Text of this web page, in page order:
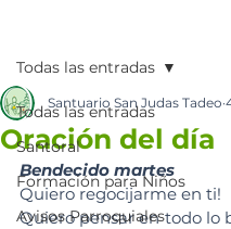
Todas las entradas
Santoral
Formación para Niños
Avisos Parroquiales
Todas las entradas
Oración del día
Santuario San Judas Tadeo
Bendecido martes
Quiero regocijarme en ti!
Quiero pensar en todo lo